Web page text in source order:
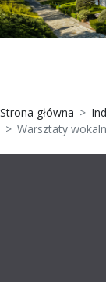
Strona główna
Warsztaty